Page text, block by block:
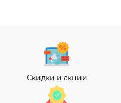
Скидки и акции